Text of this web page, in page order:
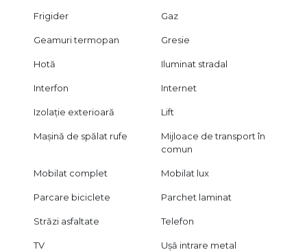
Frigider Gaz
Geamuri termopan Gresie
Hotă Iluminat stradal
Interfon Internet
Izolație exterioară Lift
Mașină de spălat rufe
Mijloace de transport în
comun
Mobilat complet Mobilat lux
Parcare biciclete Parchet laminat
Străzi asfaltate Telefon
TV Ușă intrare metal